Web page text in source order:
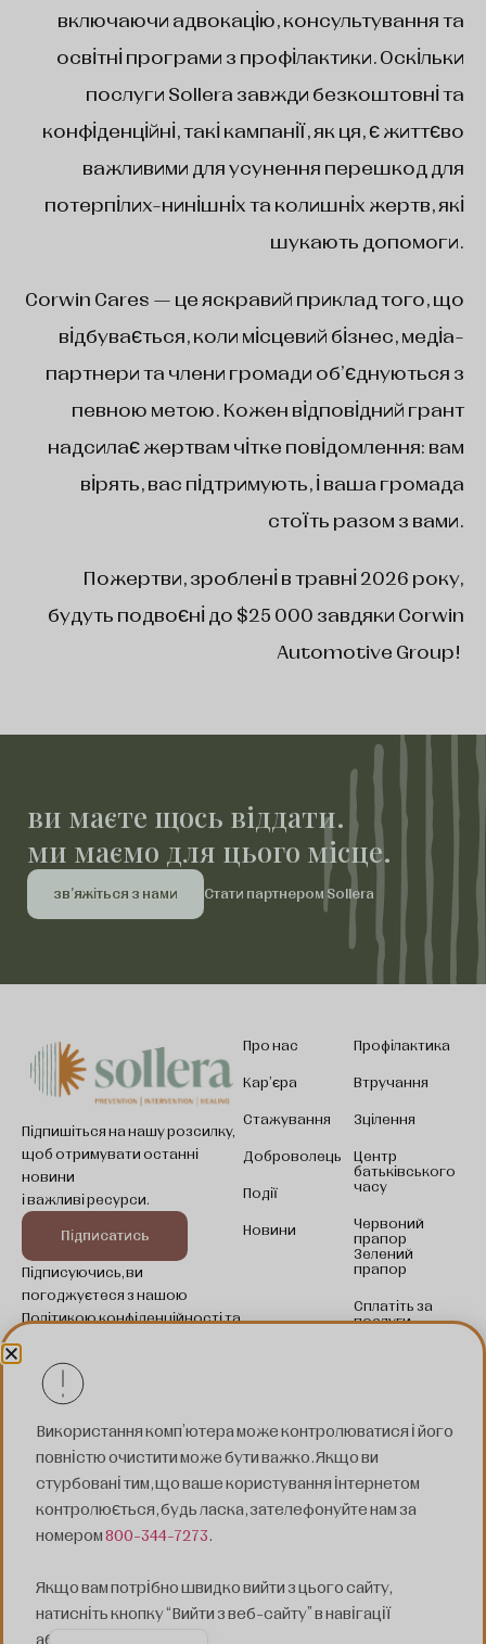
включаючи адвокацію, консультування та
освітні програми з профілактики. Оскільки
послуги Sollera завжди безкоштовні та
конфіденційні, такі кампанії, як ця, є життєво
важливими для усунення перешкод для
потерпілих-нинішніх та колишніх жертв, які
шукають допомоги.
Corwin Cares — це яскравий приклад того, що
відбувається, коли місцевий бізнес, медіа-
партнери та члени громади об'єднуються з
певною метою. Кожен відповідний грант
надсилає жертвам чітке повідомлення: вам
вірять, вас підтримують, і ваша громада
стоїть разом з вами.
Пожертви, зроблені в травні 2026 року,
будуть подвоєні до $25 000 завдяки Corwin
Automotive Group!
ви маєте щось віддати.
ми маємо для цього місце.
зв'яжіться з нами Стати партнером Sollera
Про нас
Кар'єра
Стажування
Доброволець
Події
Новини
Профілактика
Втручання
Зцілення
Центр
батьківського
часу
Червоний
прапор
Зелений
прапор
Сплатіть за
послуги
Підпишіться на нашу розсилку,
щоб отримувати останні
новини
і важливі ресурси.
Підписатись
Підписуючись, ви
погоджуєтеся з нашою
Політикою конфіденційності та
оновлення.
конфіденційності
Умови
надання
файлів
English
Arabic
French
Kurdish
Kinyarwanda
Somali
Використання комп'ютера може контролюватися і його
повністю очистити може бути важко. Якщо ви
стурбовані тим, що ваше користування інтернетом
контролюється, будь ласка, зателефонуйте нам за
номером800-344-7273.
Якщо вам потрібно швидко вийти з цього сайту,
натисніть кнопку “Вийти з веб-сайту” в навігації
або